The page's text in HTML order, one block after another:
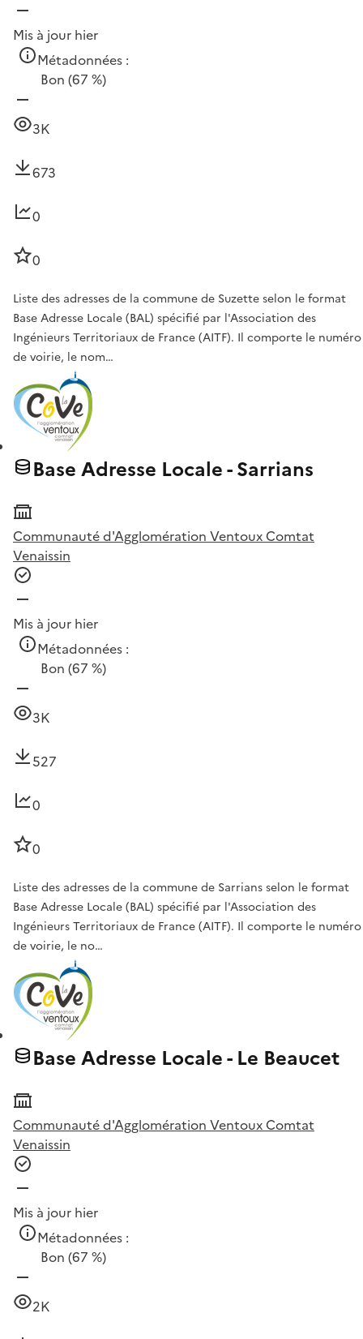
Mis à jour hier
Métadonnées :
Bon (67 %)
3K
673
0
0
Liste des adresses de la commune de Suzette selon le format
Base Adresse Locale (BAL) spécifié par l'Association des
Ingénieurs Territoriaux de France (AITF). Il comporte le numéro
de voirie, le nom…
Base Adresse Locale - Sarrians
Communauté d'Agglomération Ventoux Comtat
Venaissin
Mis à jour hier
Métadonnées :
Bon (67 %)
3K
527
0
0
Liste des adresses de la commune de Sarrians selon le format
Base Adresse Locale (BAL) spécifié par l'Association des
Ingénieurs Territoriaux de France (AITF). Il comporte le numéro
de voirie, le no…
Base Adresse Locale - Le Beaucet
Communauté d'Agglomération Ventoux Comtat
Venaissin
Mis à jour hier
Métadonnées :
Bon (67 %)
2K